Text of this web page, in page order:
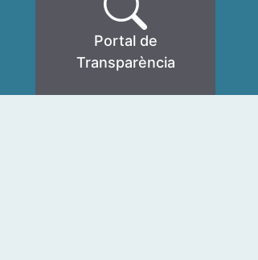
Portal de
Transparència